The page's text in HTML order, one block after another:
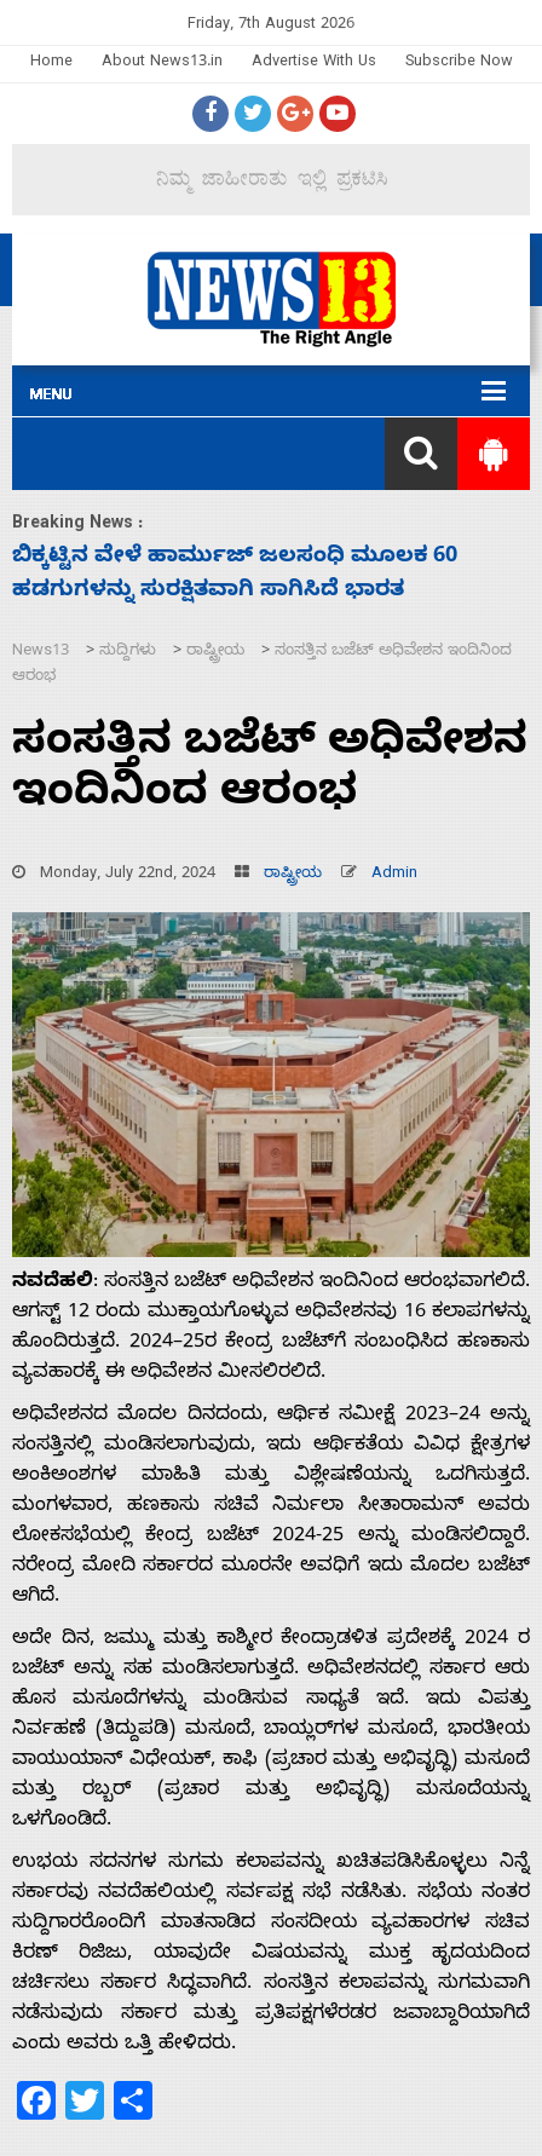
Friday, 7th August 2026
Home
About News13.in Advertise With Us Subscribe Now
Breaking News :
ನಾಗೇಂದ್ರ ರಾಜೀನಾಮೆ ಕೊಡದಿದ್ದರೆ ಸದನ ನಡೆಸಲು
ಬಿಡೆವು: ಛಲವಾದಿ ನಾರಾಯಣಸ್ವಾಮಿ
Home
About
Us
Advertise
With
s
News13 > ಸುದ್ದಿಗಳು > ರಾಷ್ಟ್ರೀಯ > ಸಂಸತ್ತಿನ ಬಜೆಟ್ ಅಧಿವೇಶನ ಇಂದಿನಿಂದ
ಆರಂಭ
ಸಂಸತ್ತಿನ ಬಜೆಟ್ ಅಧಿವೇಶನ
ಇಂದಿನಿಂದ ಆರಂಭ
Monday, July 22nd, 2024 ರಾಷ್ಟ್ರೀಯ Admin
ನವದೆಹಲಿ: ಸಂಸತ್ತಿನ ಬಜೆಟ್ ಅಧಿವೇಶನ ಇಂದಿನಿಂದ ಆರಂಭವಾಗಲಿದೆ.
ಆಗಸ್ಟ್ 12 ರಂದು ಮುಕ್ತಾಯಗೊಳ್ಳುವ ಅಧಿವೇಶನವು 16 ಕಲಾಪಗಳನ್ನು
ಹೊಂದಿರುತ್ತದೆ. 2024–25ರ ಕೇಂದ್ರ ಬಜೆಟ್‌ಗೆ ಸಂಬಂಧಿಸಿದ ಹಣಕಾಸು
ವ್ಯವಹಾರಕ್ಕೆ ಈ ಅಧಿವೇಶನ ಮೀಸಲಿರಲಿದೆ.
ಅಧಿವೇಶನದ ಮೊದಲ ದಿನದಂದು, ಆರ್ಥಿಕ ಸಮೀಕ್ಷೆ 2023–24 ಅನ್ನು
ಸಂಸತ್ತಿನಲ್ಲಿ ಮಂಡಿಸಲಾಗುವುದು, ಇದು ಆರ್ಥಿಕತೆಯ ವಿವಿಧ ಕ್ಷೇತ್ರಗಳ
ಅಂಕಿಅಂಶಗಳ ಮಾಹಿತಿ ಮತ್ತು ವಿಶ್ಲೇಷಣೆಯನ್ನು ಒದಗಿಸುತ್ತದೆ.
ಮಂಗಳವಾರ, ಹಣಕಾಸು ಸಚಿವೆ ನಿರ್ಮಲಾ ಸೀತಾರಾಮನ್ ಅವರು
ಲೋಕಸಭೆಯಲ್ಲಿ ಕೇಂದ್ರ ಬಜೆಟ್ 2024-25 ಅನ್ನು ಮಂಡಿಸಲಿದ್ದಾರೆ.
ನರೇಂದ್ರ ಮೋದಿ ಸರ್ಕಾರದ ಮೂರನೇ ಅವಧಿಗೆ ಇದು ಮೊದಲ ಬಜೆಟ್
ಆಗಿದೆ.
ಅದೇ ದಿನ, ಜಮ್ಮು ಮತ್ತು ಕಾಶ್ಮೀರ ಕೇಂದ್ರಾಡಳಿತ ಪ್ರದೇಶಕ್ಕೆ 2024 ರ
ಬಜೆಟ್ ಅನ್ನು ಸಹ ಮಂಡಿಸಲಾಗುತ್ತದೆ. ಅಧಿವೇಶನದಲ್ಲಿ ಸರ್ಕಾರ ಆರು
ಹೊಸ ಮಸೂದೆಗಳನ್ನು ಮಂಡಿಸುವ ಸಾಧ್ಯತೆ ಇದೆ. ಇದು ವಿಪತ್ತು
ನಿರ್ವಹಣೆ (ತಿದ್ದುಪಡಿ) ಮಸೂದೆ, ಬಾಯ್ಲರ್‌ಗಳ ಮಸೂದೆ, ಭಾರತೀಯ
ವಾಯುಯಾನ್ ವಿಧೇಯಕ್, ಕಾಫಿ (ಪ್ರಚಾರ ಮತ್ತು ಅಭಿವೃದ್ಧಿ) ಮಸೂದೆ
ಮತ್ತು ರಬ್ಬರ್ (ಪ್ರಚಾರ ಮತ್ತು ಅಭಿವೃದ್ಧಿ) ಮಸೂದೆಯನ್ನು
ಒಳಗೊಂಡಿದೆ.
ಉಭಯ ಸದನಗಳ ಸುಗಮ ಕಲಾಪವನ್ನು ಖಚಿತಪಡಿಸಿಕೊಳ್ಳಲು ನಿನ್ನೆ
ಸರ್ಕಾರವು ನವದೆಹಲಿಯಲ್ಲಿ ಸರ್ವಪಕ್ಷ ಸಭೆ ನಡೆಸಿತು. ಸಭೆಯ ನಂತರ
ಸುದ್ದಿಗಾರರೊಂದಿಗೆ ಮಾತನಾಡಿದ ಸಂಸದೀಯ ವ್ಯವಹಾರಗಳ ಸಚಿವ
ಕಿರಣ್ ರಿಜಿಜು, ಯಾವುದೇ ವಿಷಯವನ್ನು ಮುಕ್ತ ಹೃದಯದಿಂದ
ಚರ್ಚಿಸಲು ಸರ್ಕಾರ ಸಿದ್ಧವಾಗಿದೆ. ಸಂಸತ್ತಿನ ಕಲಾಪವನ್ನು ಸುಗಮವಾಗಿ
ನಡೆಸುವುದು ಸರ್ಕಾರ ಮತ್ತು ಪ್ರತಿಪಕ್ಷಗಳೆರಡರ ಜವಾಬ್ದಾರಿಯಾಗಿದೆ
ಎಂದು ಅವರು ಒತ್ತಿ ಹೇಳಿದರು.
Facebook
Twitter